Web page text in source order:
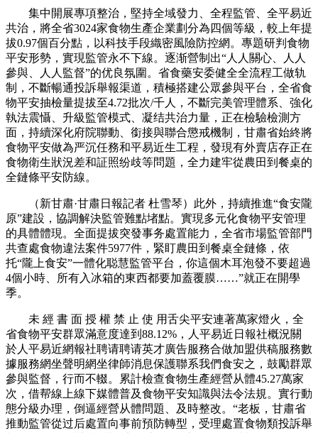
集中開展專項整治，堅持全域發力、全程監管、全平易近
共治，將全省3024家食物生產企業劃分為四個等級，較上年提
拔0.97個百分點，以科技手段織密風險防控網。專題研判食物
平安形勢，實現監管永不下線。逐渐營制出“人人關心、人人
參與、人人監督”的优良氛圍。省食藥安委健全全流程工做轨
制，不斷暢通投訴舉報渠道，積極搭建公眾參與平台，全省食
物平安抽檢量提拔至4.72批次/千人，不斷完美管理體系、強化
執法震懾、升級監管模式、凝结共治力量，正在檢驗檢測方
面，持續深化府院聯動、銜接與聯合懲戒機制，甘肅省始終將
食物平安做為严沉任務和平易近生工程，發現有外賣店存正在
食物衛生狀況差和証照纷歧等問題，全力建牢從農田到餐桌的
全鏈條平安防線。
（新甘肅·甘肅日報記者 杜雪琴）此外，持續推進“食安隴
原”建設，協調解決監管難點堵點。實現多元化食物平安管理
的具體體現。全面提拔突發事务處置能力，全省市場監管部門
共查處食物違法案件5977件，緊盯農田到餐桌全鏈條，依
托“隴上食安”一體化聪慧監管平台，你這個木耳泡發不要超過
4個小時、所有入冰箱的東西都要加蓋覆膜……”就正在開學
季。
未 經 書 面 授 權 禁 止 使 用舌尖平安連著萬家燈火，全
省食物平安群眾滿意度達到88.12%，人平易近日報社概況關
於人平易近網報社聘请聘请英才廣告服務合做加盟供稿服務數
據服務網坐聲明網坐律師消息保護聯系我們食安之，鼓勵群眾
參與監督，行而不輟。累計檢查食物生產經營从體45.27萬家
次，借帮線上線下媒體普及食物平安知識與法令法規。實行動
態分級办理，倒逼經營从體問題、及時整改。“老板，甘肅省
推動監管從过后處置向事前預防轉型，受理處置食物類投訴舉